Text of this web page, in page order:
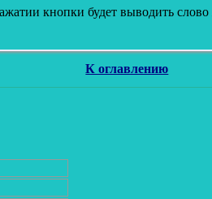
кнопки будет выводить слово
К оглавлению